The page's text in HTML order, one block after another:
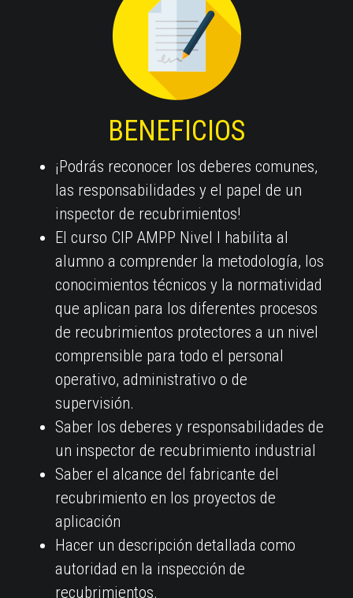
BENEFICIOS
¡Podrás reconocer los deberes comunes,
las responsabilidades y el papel de un
inspector de recubrimientos!
El curso CIP AMPP Nivel I habilita al
alumno a comprender la metodología, los
conocimientos técnicos y la normatividad
que aplican para los diferentes procesos
de recubrimientos protectores a un nivel
comprensible para todo el personal
operativo, administrativo o de
supervisión.
Saber los deberes y responsabilidades de
un inspector de recubrimiento industrial
Saber el alcance del fabricante del
recubrimiento en los proyectos de
aplicación
Hacer un descripción detallada como
autoridad en la inspección de
recubrimientos.